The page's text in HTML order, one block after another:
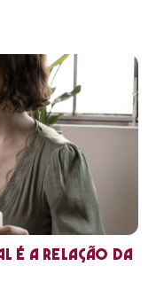
é a relação da